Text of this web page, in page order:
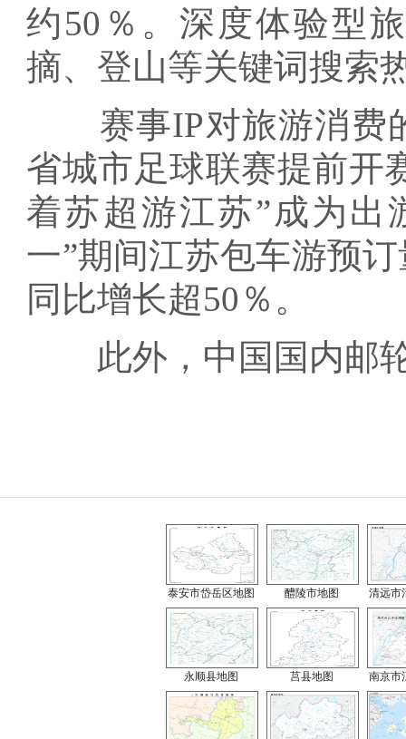
约50％。深度体验型
摘、登山等关键词搜索
赛事IP对旅游消费
省城市足球联赛提前开
着苏超游江苏”成为出
一”期间江苏包车游预
同比增长超50％。
此外，中国国内邮轮
泰安市岱岳区地图 醴陵市地图 清远市
永顺县地图 莒县地图 南京市